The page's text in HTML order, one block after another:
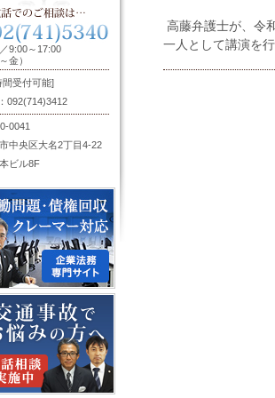
9:00～17:00
金）
間受付可能]
092(714)3412
0041
中央区大名2丁目4-22
ビル8F
高藤弁護士が、令
一人として講演を